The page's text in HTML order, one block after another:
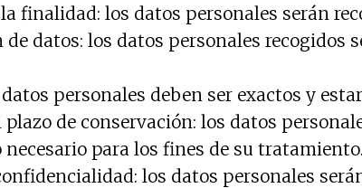
finalidad: los datos personales serán
datos: los datos personales
personales deben ser exactos y
de conservación: los datos
para los fines de su tratamiento.
los datos personales